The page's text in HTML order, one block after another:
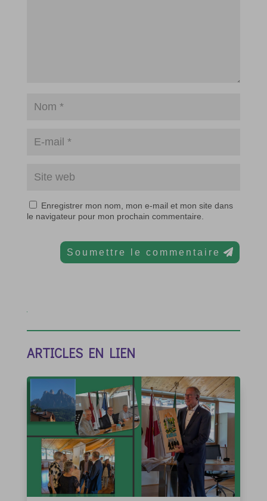
Enregistrer mon nom, mon e-mail et mon site dans
le navigateur pour mon prochain commentaire.
Soumettre le commentaire
ARTICLES EN LIEN